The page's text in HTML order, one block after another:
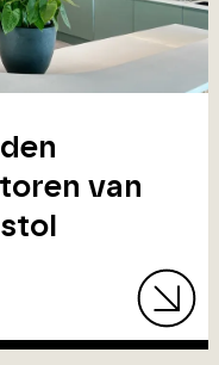
van